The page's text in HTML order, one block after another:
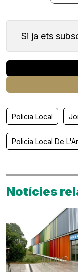
Si ja ets
Policia Local
Policia Local De
Notícies